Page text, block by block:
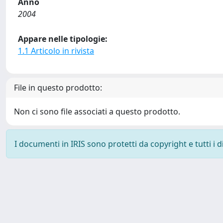
2004
Appare nelle tipologie:
1.1 Articolo in rivista
File in questo prodotto:
Non ci sono file associati a questo prodotto.
I documenti in IRIS sono protetti da copyright e tutti i